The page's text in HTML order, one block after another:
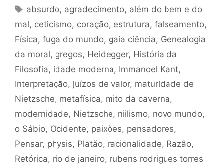
Tags
absurdo, agradecimento, além do bem e do
mal, ceticismo, coração, estrutura, falseamento,
Física, fuga do mundo, gaia ciência, Genealogia
da moral, gregos, Heidegger, História da
Filosofia, idade moderna, Immanoel Kant,
Interpretação, juízos de valor, maturidade de
Nietzsche, metafísica, mito da caverna,
modernidade, Nietzsche, niilismo, novo mundo,
o Sábio, Ocidente, paixões, pensadores,
Pensar, physis, Platão, racionalidade, Razão,
Retórica, rio de janeiro, rubens rodrigues torres